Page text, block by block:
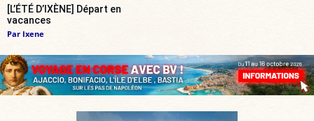
[L’ÉTÉ D’IXÈNE] Départ en
vacances
Par Ixene